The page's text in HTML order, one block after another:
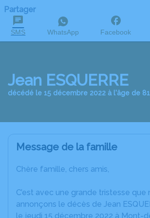
Partager
SMS WhatsApp Facebook
Jean ESQUERRE
décédé le 15 décembre 2022 à l'âge de
Message de la famille
Chère famille, chers amis,
C’est avec une grande tristesse que
annonçons le décès de Jean
le jeudi 15 décembre 2022 à Mont-